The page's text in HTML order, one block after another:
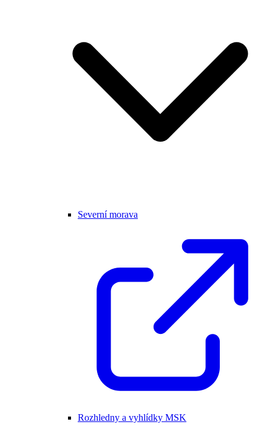
Severní morava
Rozhledny a vyhlídky MSK